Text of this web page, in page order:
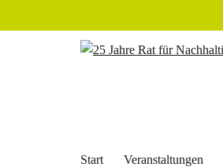
Start Veranstaltungen